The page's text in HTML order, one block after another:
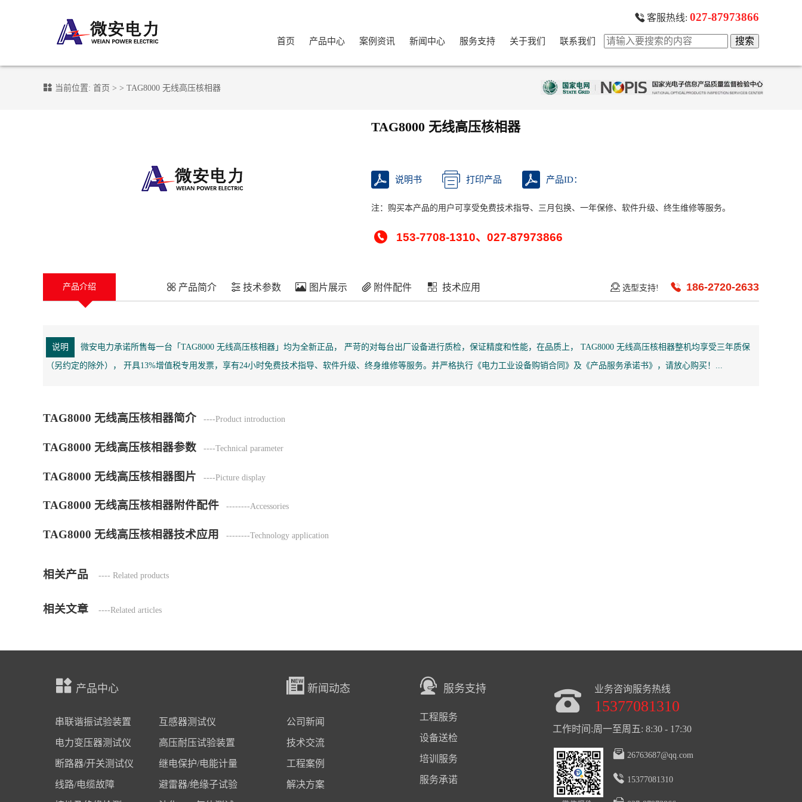
客服热线: 027-87973866
首页 产品中心 案例资讯 新闻中心 服务支持 关于我们 联系我们
当前位置: 首页 > > TAG8000 无线高压核相器
TAG8000 无线高压核相器
说明书 打印产品 产品ID：
注：购买本产品的用户可享受免费技术指导、三月包换、一年保修、软件升级、终生维修等服务。
153-7708-1310、027-87973866
产品介绍 产品简介 技术参数 图片展示 附件配件 技术应用 选型支持! 186-2720-2633
说明 微安电力承诺所售每一台「TAG8000 无线高压核相器」均为全新正品， 严苛的对每台出厂设备进行质检，保证精度和性能，在品质上， TAG8000 无线高压核相器整机均享受三年质保
（另约定的除外）， 开具13%增值税专用发票，享有24小时免费技术指导、软件升级、终身维修等服务。并严格执行《电力工业设备购销合同》及《产品服务承诺书》，请放心购买！...
TAG8000 无线高压核相器简介 ----Product introduction
TAG8000 无线高压核相器参数 ----Technical parameter
TAG8000 无线高压核相器图片 ----Picture display
TAG8000 无线高压核相器附件配件 --------Accessories
TAG8000 无线高压核相器技术应用 --------Technology application
相关产品 ---- Related products
相关文章 ----Related articles
产品中心
串联谐振试验装置 互感器测试仪
电力变压器测试仪 高压耐压试验装置
断路器/开关测试仪 继电保护/电能计量
线路/电缆故障 避雷器/绝缘子试验
新闻动态
公司新闻
技术交流
工程案例
解决方案
服务支持
工程服务
设备送检
培训服务
服务承诺
业务咨询服务热线
15377081310
工作时间:周一至周五: 8:30 - 17:30
26763687@qq.com
15377081310